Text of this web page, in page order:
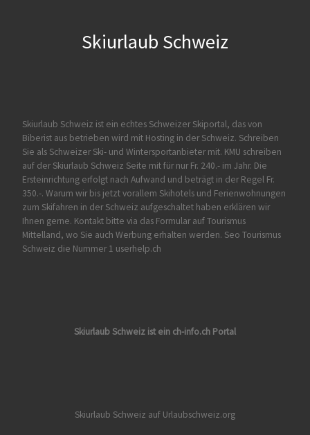
Skiurlaub Schweiz
Skiurlaub Schweiz ist ein echtes Schweizer Skiportal, das von
Biberist aus betrieben wird mit Hosting in der Schweiz. Schreiben
Sie als Schweizer Ski- und Wintersportanbieter mit. KMU schreiben
auf der Skiurlaub Schweiz Seite mit für nur Fr. 240.- im Jahr. Die
Ersteinrichtung erfolgt nach Aufwand und beträgt in der Regel Fr.
350.-. Warum wir bis jetzt vorallem Skihotels und Ferienwohnungen
zum Skifahren in der Schweiz aufgeschaltet haben erklären wir
Ihnen gerne. Kontakt bitte via das Formular aufTourismus
Mittelland, wo Sie auch Werbung erhalten werden. Seo Tourismus
Schweiz die Nummer 1 userhelp.ch
Skiurlaub Schweiz ist ein ch-info.ch Portal
Skiurlaub Schweiz auf Urlaubschweiz.org